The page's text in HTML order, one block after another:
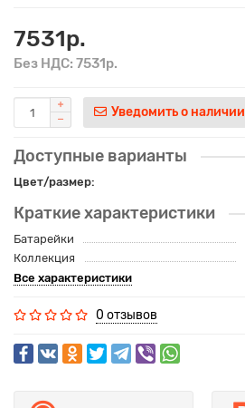
7531р.
Без НДС: 7531р.
Уведомить о наличии
Доступные варианты
Цвет/размер:
Краткие характеристики
Батарейки
Коллекция
Все характеристики
0 отзывов